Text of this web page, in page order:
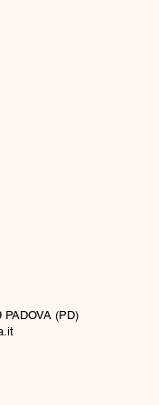
PADOVA (PD)